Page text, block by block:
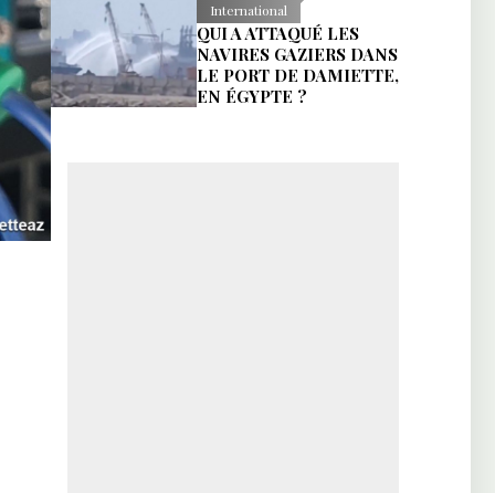
International
QUI A ATTAQUÉ LES
NAVIRES GAZIERS DANS
LE PORT DE DAMIETTE,
EN ÉGYPTE ?